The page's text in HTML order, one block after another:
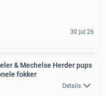
30 jul 26
& Mechelse Herder pups
fokker
Details